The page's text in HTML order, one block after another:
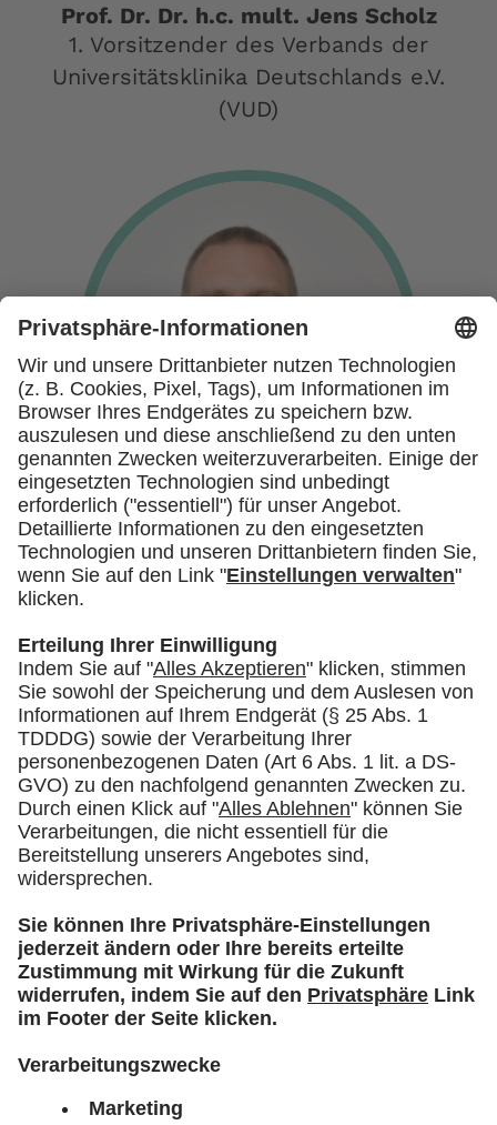
Prof. Dr. Dr. h.c. mult. Jens Scholz
1. Vorsitzender des Verbands der
Universitätsklinika Deutschlands e.V.
(VUD)
Prof. Dr. med. Axel Heller
Direktor der Klinik für Anästhesiologie
und Operative Intensivmedizin am
Universitätsklinikum Augsburg
Hauptgeschäftsführer der IHK Schwaben